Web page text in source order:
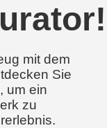
mit dem
Sie
um ein
zu